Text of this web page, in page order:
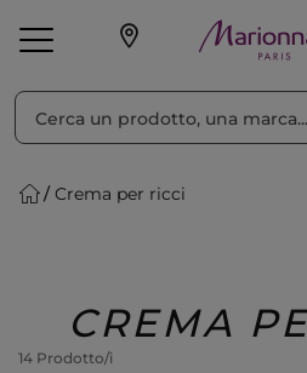
Make-up Profumi
Crema per ricci
CREMA
14 Prodotto/i
Ordina per